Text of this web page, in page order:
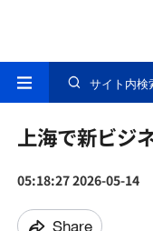
サイト内検
上海で新ビジ
05:18:27 2026-05-14
Share